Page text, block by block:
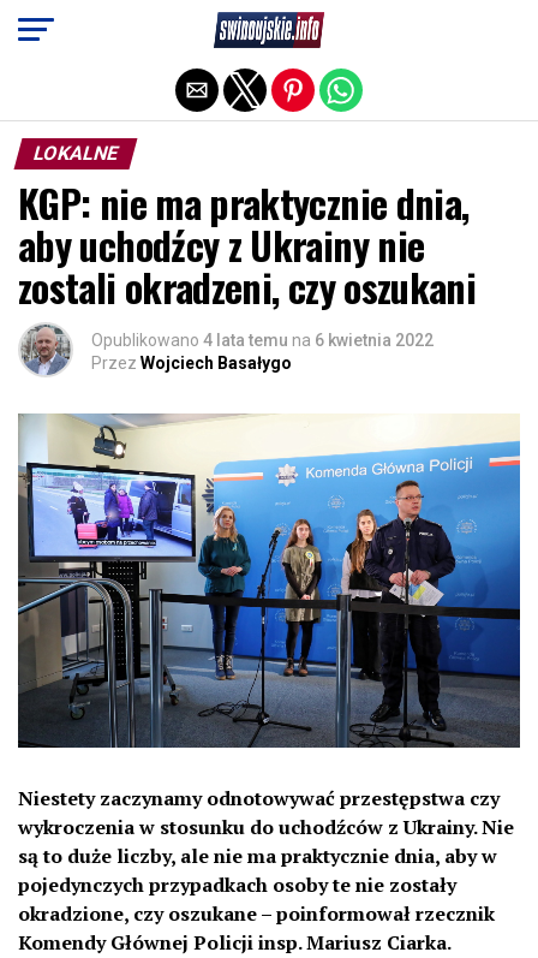
LOKALNE
KGP: nie ma praktycznie dnia,
aby uchodźcy z Ukrainy nie
zostali okradzeni, czy oszukani
Opublikowano 4 lata temu na 6 kwietnia 2022
Przez Wojciech Basałygo
Niestety zaczynamy odnotowywać przestępstwa czy
wykroczenia w stosunku do uchodźców z Ukrainy. Nie
są to duże liczby, ale nie ma praktycznie dnia, aby w
pojedynczych przypadkach osoby te nie zostały
okradzione, czy oszukane – poinformował rzecznik
Komendy Głównej Policji insp. Mariusz Ciarka.
Exit mobile version